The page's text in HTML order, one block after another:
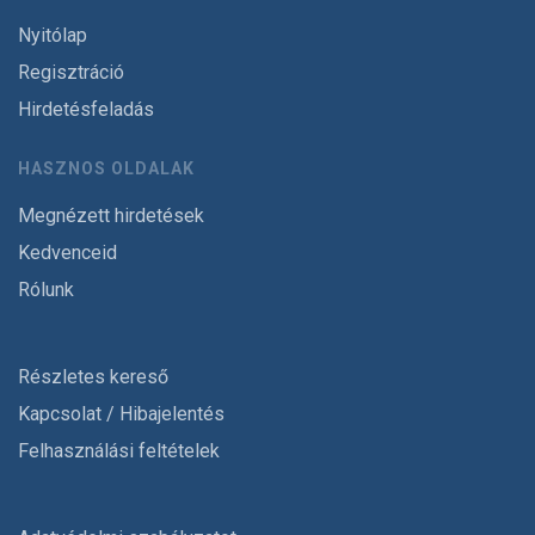
Nyitólap
Regisztráció
Hirdetésfeladás
HASZNOS OLDALAK
Megnézett hirdetések
Kedvenceid
Rólunk
Részletes kereső
Kapcsolat / Hibajelentés
Felhasználási feltételek